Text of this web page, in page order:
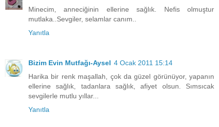
Minecim, anneciğinin ellerine sağlık. Nefis olmuştur
mutlaka..Sevgiler, selamlar canım..
Yanıtla
Bizim Evin Mutfağı-Aysel 4 Ocak 2011 15:14
Harika bir renk maşallah, çok da güzel görünüyor, yapanın
ellerine sağlık, tadanlara sağlık, afiyet olsun. Sımsıcak
sevgilerle mutlu yıllar...
Yanıtla